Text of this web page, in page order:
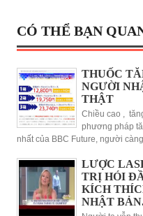
CÓ THỂ BẠN
THUỐC
NGƯỜI
THẬT
Chiều cao ,
phương pháp
nhất của BBC Future, người
LƯỢC
TRỊ HÓI
KÍCH
NHẬT